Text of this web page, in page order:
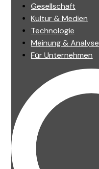
Gesellschaft
Kultur & Medien
Technologie
Meinung & Analyse
Für Unternehmen